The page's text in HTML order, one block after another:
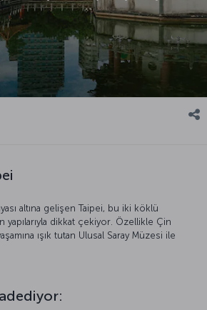
altına gelişen Taipei, bu iki köklü
yapılarıyla dikkat çekiyor. Özellikle Çin
ışık tutan Ulusal Saray Müzesi ile
Taipei 101, kentin modern yüzünü
yapımından önce dünyanın en yüksek
noktalarından biri olan Dihua Caddesi